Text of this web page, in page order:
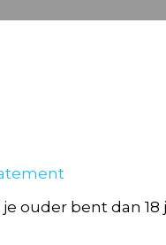
ouder bent dan 18